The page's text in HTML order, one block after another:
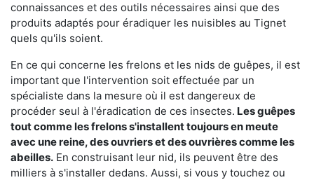
connaissances et des outils nécessaires ainsi que des
produits adaptés pour éradiquer les nuisibles au Tignet
quels qu'ils soient.
En ce qui concerne les frelons et les nids de guêpes, il est
important que l'intervention soit effectuée par un
spécialiste dans la mesure où il est dangereux de
procéder seul à l'éradication de ces insectes. Les guêpes
tout comme les frelons s'installent toujours en meute
avec une reine, des ouvriers et des ouvrières comme les
abeilles. En construisant leur nid, ils peuvent être des
milliers à s'installer dedans. Aussi, si vous y touchez ou